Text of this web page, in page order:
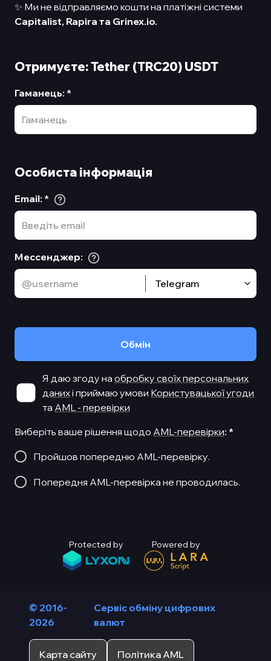
✨ Ми не відправляємо кошти на платіжні системи
Capitalist, Rapira та Grinex.io.
Отримуєте: Tether (TRC20) USDT
Гаманець: *
Особиста інформація
Email: *
Мессенджер:
Telegram
Обмiн
Я даю згоду на обробку своїх персональних
данихі приймаю умови Користувацької угоди
та AML - перевірки
Виберіть ваше рішення щодо AML-перевірки: *
Пройшов попередню AML-перевірку.
Попередня AML-перевірка не проводилась.
Protected by Powered by
© 2016-
2026
Сервіс обміну цифрових
валют
Карта сайту Політика AML